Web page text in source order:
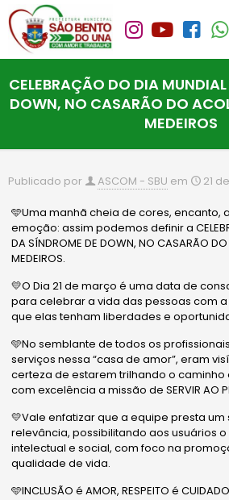
CELEBRAÇÃO DO DIA
DOWN, NO CASARÃO DO
MEDEIROS
Publicado por ASCOM - SBU em 21
🩵Uma manhã cheia de cores, encanto,
emoção: assim podemos definir a
DA SÍNDROME DE DOWN, NO CASARÃO
MEDEIROS.
💛O Dia 21 de março é uma data de
para celebrar a vida das pessoas com
que elas tenham liberdades e
🩵No semblante de todos os
serviços nessa “casa de amor”, eram
certeza de estarem trilhando o
com excelência a missão de SERVIR AO
💛Vale enfatizar que a equipe presta um
relevância, possibilitando aos usuários
intelectual e social, com foco na
qualidade de vida.
🩵INCLUSÃO é AMOR, RESPEITO é